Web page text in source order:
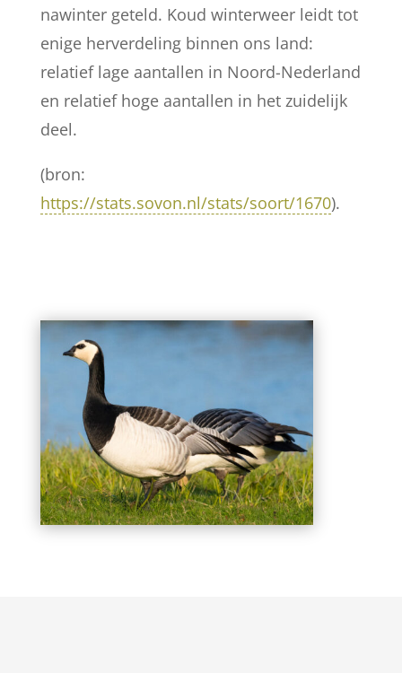
nawinter geteld. Koud winterweer leidt tot
enige herverdeling binnen ons land:
relatief lage aantallen in Noord-Nederland
en relatief hoge aantallen in het zuidelijk
deel.
(bron:
https://stats.sovon.nl/stats/soort/1670).